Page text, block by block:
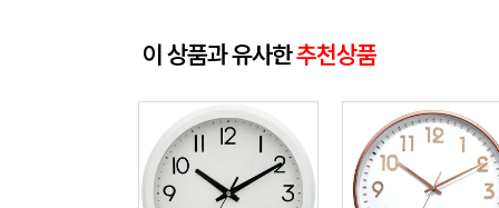
이 상품과 유사한추천상품